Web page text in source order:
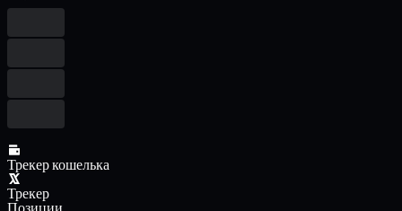
Трекер кошелька
Трекер